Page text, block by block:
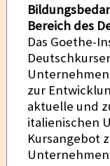
Bereich des
Das Goethe-
zur
aktuelle und
italienischen
Kursangebot